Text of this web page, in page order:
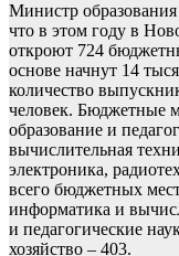
Министр
что в этом году в
откроют 724
основе начнут 14
количество
человек. Бюджетные
образование и
вычислительная
электроника,
всего бюджетных
информатика и
и педагогические
хозяйство – 403.